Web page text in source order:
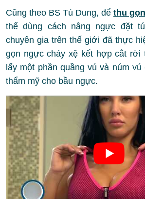
Cũng theo BS Tú Dung, để thu
thể dùng cách nâng ngực đặt
chuyên gia trên thế giới đã thực
gọn ngực chảy xệ kết hợp cắt rời
lấy một phần quầng vú và núm
thẩm mỹ cho bầu ngực.